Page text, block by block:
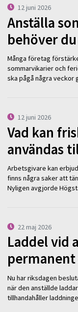
12 juni 2026
Anställa
behöver
Många företag
sommarvikarier och
ska pågå några
12 juni 2026
Vad kan
användas
Arbetsgivare kan
finns några saker att
Nyligen avgjorde
22 maj 2026
Laddel vid
Nu har riksdagen
när den anställde
tillhandahåller